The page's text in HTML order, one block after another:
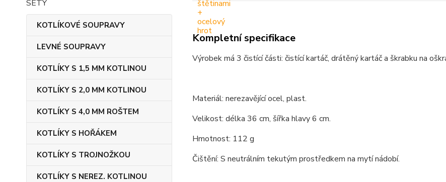
KOTLÍKOVÉ SOUPRAVY
LEVNÉ SOUPRAVY
KOTLÍKY S 1,5 MM KOTLINOU
KOTLÍKY S 2,0 MM KOTLINOU
KOTLÍKY S 4,0 MM ROŠTEM
KOTLÍKY S HOŘÁKEM
KOTLÍKY S TROJNOŽKOU
KOTLÍKY S NEREZ. KOTLINOU
Kompletní specifikace
Výrobek má 3 čistící části: čistící kartáč, drátěný kartáč a škrabku na
Materiál: nerezavějící ocel, plast.
Velikost: délka 36 cm, šířka hlavy 6 cm.
Hmotnost: 112 g
Čištění: S neutrálním tekutým prostředkem na mytí nádobí.